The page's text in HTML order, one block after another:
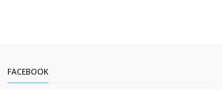
FACEBOOK